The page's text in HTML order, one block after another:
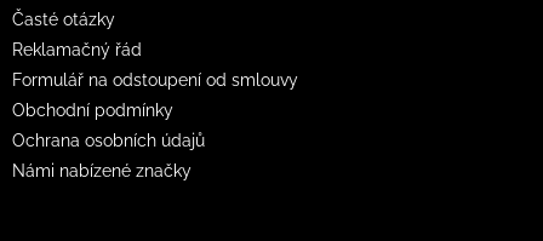
Časté otázky
Reklamačný řád
Formulář na odstoupení od smlouvy
Obchodní podmínky
Ochrana osobních údajů
Námi nabízené značky